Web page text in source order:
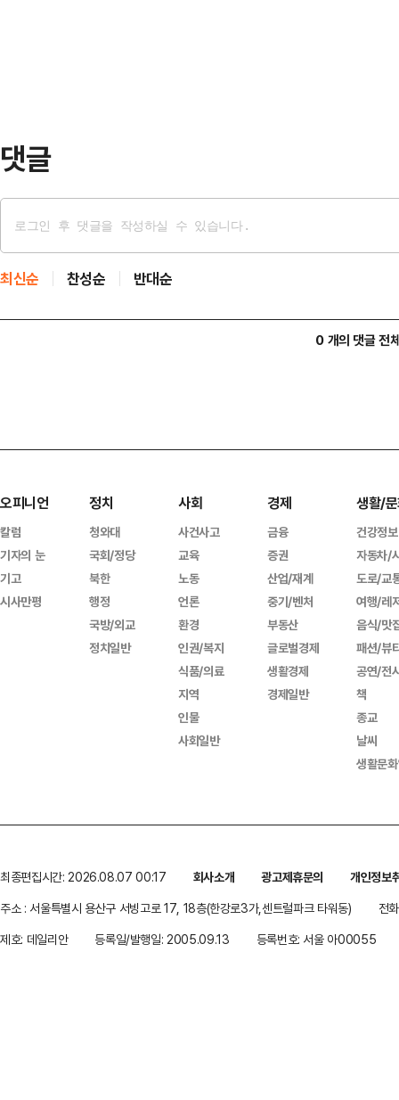
댓글
최신순 찬성순 반대순
0 개의 댓글 전
오피니언
칼럼
기자의 눈
기고
시사만평
정치
청와대
국회/정당
북한
행정
국방/외교
정치일반
사회
사건사고
교육
노동
언론
환경
인권/복지
식품/의료
지역
인물
사회일반
경제
금융
증권
산업/재계
중기/벤처
부동산
글로벌경제
생활경제
경제일반
생활/
건강정보
자동차/
도로/교
여행/레
음식/맛
패션/뷰
공연/전
책
종교
날씨
생활문
최종편집시간: 2026.08.07 00:17 회사소개 광고제휴문의
개인정보
주소 : 서울특별시 용산구 서빙고로 17, 18층(한강로3가,센트럴파크 타워동)
전
제호: 데일리안
등록일/발행일: 2005.09.13 등록번호: 서울 아00055